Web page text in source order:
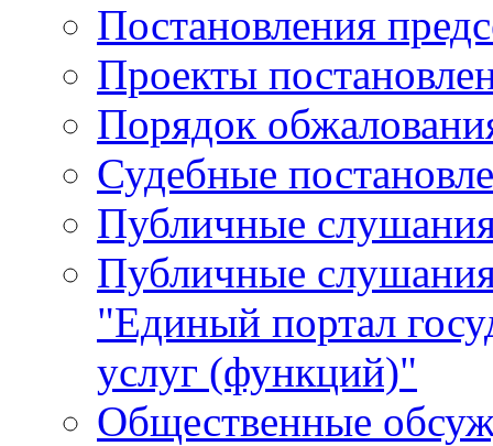
Постановления
Проекты
Порядок
Судебные
Публичные
Публичные
"Единый портал
услуг (функций)"
Общественные